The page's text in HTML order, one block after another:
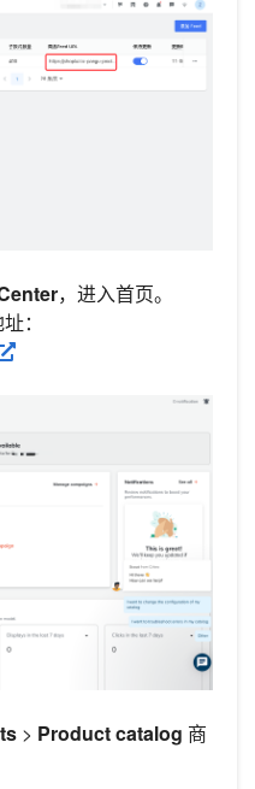
，进入首页。
：
> Product catalog 商